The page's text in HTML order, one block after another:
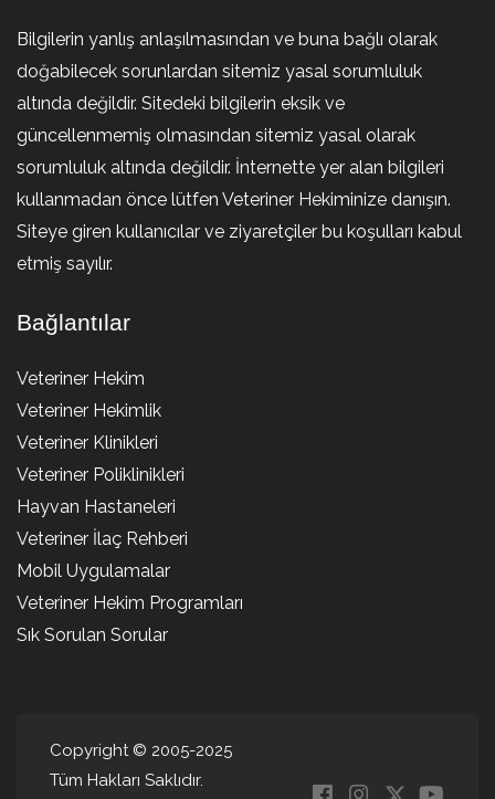
Bilgilerin yanlış anlaşılmasından ve buna bağlı olarak
doğabilecek sorunlardan sitemiz yasal sorumluluk
altında değildir. Sitedeki bilgilerin eksik ve
güncellenmemiş olmasından sitemiz yasal olarak
sorumluluk altında değildir. İnternette yer alan bilgileri
kullanmadan önce lütfen Veteriner Hekiminize danışın.
Siteye giren kullanıcılar ve ziyaretçiler bu koşulları kabul
etmiş sayılır.
Bağlantılar
Veteriner Hekim
Veteriner Hekimlik
Veteriner Klinikleri
Veteriner Poliklinikleri
Hayvan Hastaneleri
Veteriner İlaç Rehberi
Mobil Uygulamalar
Veteriner Hekim Programları
Sık Sorulan Sorular
Copyright © 2005-2025
Tüm Hakları Saklıdır.